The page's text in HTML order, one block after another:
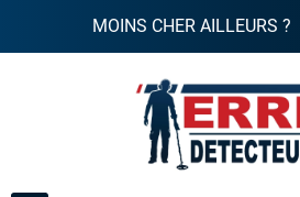
MOINS CHER AILLEURS ?